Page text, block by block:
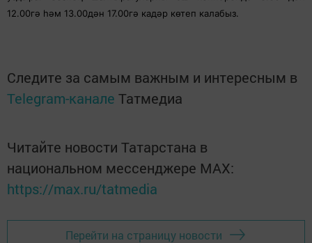
12.00гә һәм 13.00дән 17.00гә кадәр көтеп калабыз.
Следите за самым важным и интересным в
Telegram-канале Татмедиа
Читайте новости Татарстана в
национальном мессенджере MАХ:
https://max.ru/tatmedia
Перейти на страницу новости